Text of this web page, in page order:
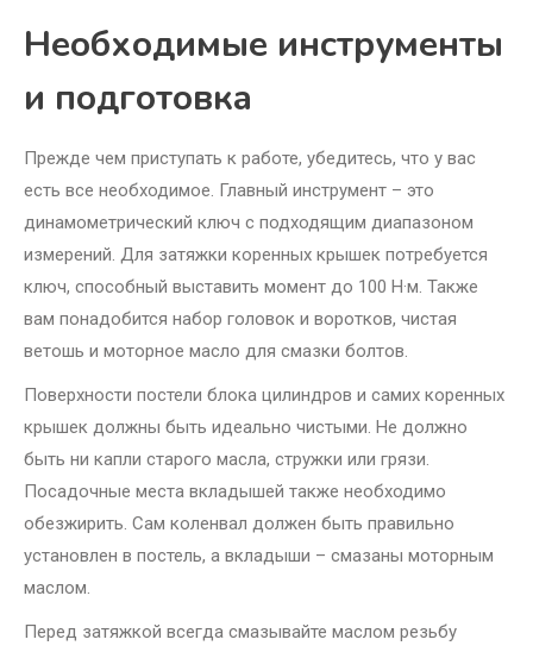
Необходимые инструменты
и подготовка
Прежде чем приступать к работе, убедитесь, что у вас
есть все необходимое. Главный инструмент – это
динамометрический ключ с подходящим диапазоном
измерений. Для затяжки коренных крышек потребуется
ключ, способный выставить момент до 100 Н·м. Также
вам понадобится набор головок и воротков, чистая
ветошь и моторное масло для смазки болтов.
Поверхности постели блока цилиндров и самих коренных
крышек должны быть идеально чистыми. Не должно
быть ни капли старого масла, стружки или грязи.
Посадочные места вкладышей также необходимо
обезжирить. Сам коленвал должен быть правильно
установлен в постель, а вкладыши – смазаны моторным
маслом.
Перед затяжкой всегда смазывайте маслом резьбу